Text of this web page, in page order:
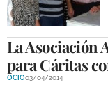
La Asociación
para Cáritas
OCIO03/04/2014